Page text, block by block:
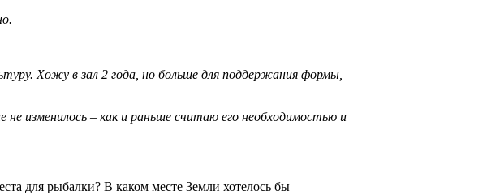
Хожу в зал 2 года,­ но больше для поддержания формы,
не изменилось – как и раньше считаю его необходимостью и
для рыбалки? В каком месте Земли хотелось бы